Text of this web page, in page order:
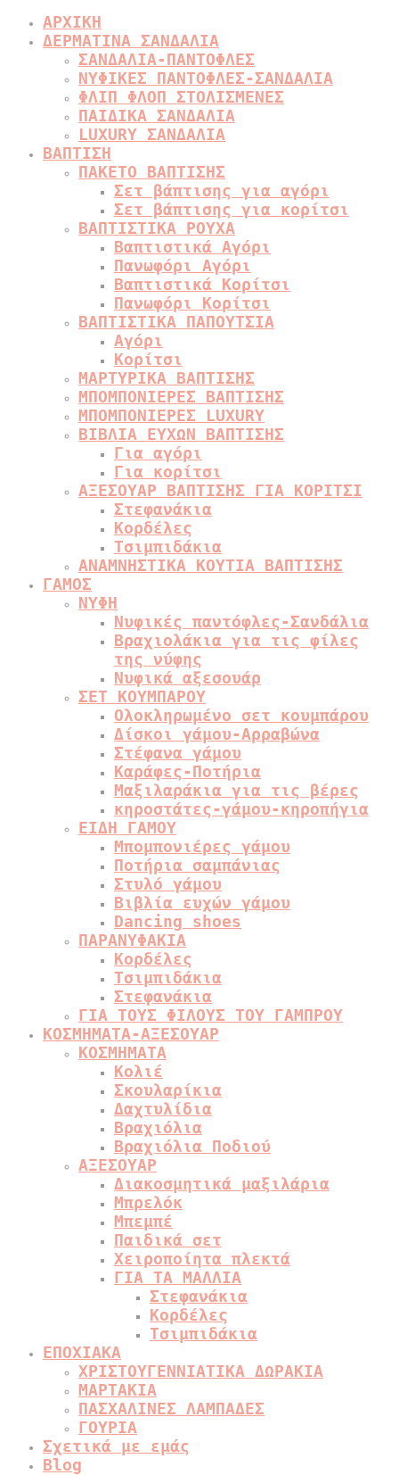
ΑΡΧΙΚΗ
ΔΕΡΜΑΤΙΝΑ ΣΑΝΔΑΛΙΑ
ΣΑΝΔΑΛΙΑ-ΠΑΝΤΟΦΛΕΣ
ΝΥΦΙΚΕΣ ΠΑΝΤΟΦΛΕΣ-ΣΑΝΔΑΛΙΑ
ΦΛΙΠ ΦΛΟΠ ΣΤΟΛΙΣΜΕΝΕΣ
ΠΑΙΔΙΚΑ ΣΑΝΔΑΛΙΑ
LUXURY ΣΑΝΔΑΛΙΑ
ΒΑΠΤΙΣΗ
ΠΑΚΕΤΟ ΒΑΠΤΙΣΗΣ
Σετ βάπτισης για αγόρι
Σετ βάπτισης για κορίτσι
ΒΑΠΤΙΣΤΙΚΑ ΡΟΥΧΑ
Βαπτιστικά Αγόρι
Πανωφόρι Αγόρι
Βαπτιστικά Κορίτσι
Πανωφόρι Κορίτσι
ΒΑΠΤΙΣΤΙΚΑ ΠΑΠΟΥΤΣΙΑ
Αγόρι
Κορίτσι
ΜΑΡΤΥΡΙΚΑ ΒΑΠΤΙΣΗΣ
ΜΠΟΜΠΟΝΙΕΡΕΣ ΒΑΠΤΙΣΗΣ
ΜΠΟΜΠΟΝΙΕΡΕΣ LUXURY
ΒΙΒΛΙΑ ΕΥΧΩΝ ΒΑΠΤΙΣΗΣ
Για αγόρι
Για κορίτσι
ΑΞΕΣΟΥΑΡ ΒΑΠΤΙΣΗΣ ΓΙΑ ΚΟΡΙΤΣΙ
Στεφανάκια
Κορδέλες
Τσιμπιδάκια
ΑΝΑΜΝΗΣΤΙΚΑ ΚΟΥΤΙΑ ΒΑΠΤΙΣΗΣ
ΓΑΜΟΣ
ΝΥΦΗ
Νυφικές παντόφλες-Σανδάλια
Βραχιολάκια για τις φίλες
της νύφης
Νυφικά αξεσουάρ
ΣΕΤ ΚΟΥΜΠΑΡΟΥ
Ολοκληρωμένο σετ κουμπάρου
Δίσκοι γάμου-Αρραβώνα
Στέφανα γάμου
Καράφες-Ποτήρια
Μαξιλαράκια για τις βέρες
κηροστάτες-γάμου-κηροπήγια
ΕΙΔΗ ΓΑΜΟΥ
Μπομπονιέρες γάμου
Ποτήρια σαμπάνιας
Στυλό γάμου
Βιβλία ευχών γάμου
Dancing shoes
ΠΑΡΑΝΥΦΑΚΙΑ
Κορδέλες
Τσιμπιδάκια
Στεφανάκια
ΓΙΑ ΤΟΥΣ ΦΙΛΟΥΣ ΤΟΥ ΓΑΜΠΡΟΥ
ΚΟΣΜΗΜΑΤΑ-ΑΞΕΣΟΥΑΡ
ΚΟΣΜΗΜΑΤΑ
Κολιέ
Σκουλαρίκια
Δαχτυλίδια
Βραχιόλια
Βραχιόλια Ποδιού
ΑΞΕΣΟΥΑΡ
Διακοσμητικά μαξιλάρια
Μπρελόκ
Μπεμπέ
Παιδικά σετ
Χειροποίητα πλεκτά
ΓΙΑ ΤΑ ΜΑΛΛΙΑ
Στεφανάκια
Κορδέλες
Τσιμπιδάκια
ΕΠΟΧΙΑΚΑ
ΧΡΙΣΤΟΥΓΕΝΝΙΑΤΙΚΑ ΔΩΡΑΚΙΑ
ΜΑΡΤΑΚΙΑ
ΠΑΣΧΑΛΙΝΕΣ ΛΑΜΠΑΔΕΣ
ΓΟΥΡΙΑ
Σχετικά με εμάς
Blog